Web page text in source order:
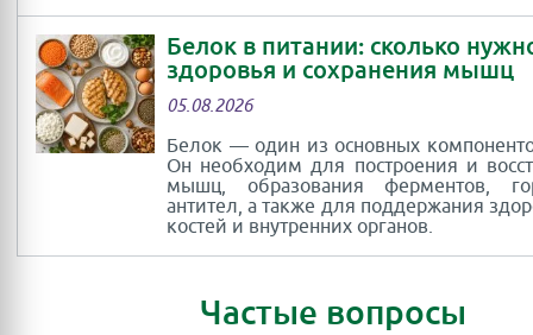
Белок в питании: сколько
здоровья и сохранения мышц
05.08.2026
Белок — один из основных
Он необходим для построения и
мышц, образования ферментов,
антител, а также для поддержания
костей и внутренних органов.
Частые вопросы